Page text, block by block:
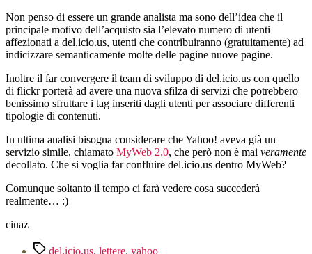
Non penso di essere un grande analista ma sono dell’idea che il
principale motivo dell’acquisto sia l’elevato numero di utenti
affezionati a del.icio.us, utenti che contribuiranno (gratuitamente) ad
indicizzare semanticamente molte delle pagine nuove pagine.
Inoltre il far convergere il team di sviluppo di del.icio.us con quello
di flickr porterà ad avere una nuova sfilza di servizi che potrebbero
benissimo sfruttare i tag inseriti dagli utenti per associare differenti
tipologie di contenuti.
In ultima analisi bisogna considerare che Yahoo! aveva già un
servizio simile, chiamato MyWeb 2.0, che però non è mai veramente
decollato. Che si voglia far confluire del.icio.us dentro MyWeb?
Comunque soltanto il tempo ci farà vedere cosa succederà
realmente… :)
ciuaz
Tag del.icio.us, lettere, yahoo